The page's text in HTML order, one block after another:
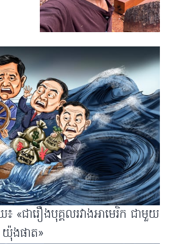
«ជារឿងបុគ្គលរវាងអាមេរិក ជាមួយ
ងផាត»